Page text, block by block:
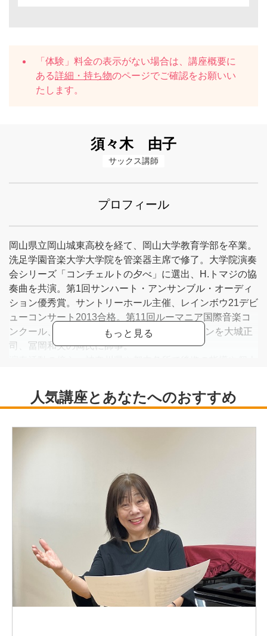
「体験」料金の表示がない場合は、講座概要に
ある詳細・持ち物のページでご確認をお願いい
たします。
須々木 由子
サックス講師
プロフィール
岡山県立岡山城東高校を経て、岡山大学教育学部を卒業。
洗足学園音楽大学大学院を管楽器主席で修了。大学院演奏
会シリーズ「コンチェルトの夕べ」に選出、H.トマジの協
奏曲を共演。第1回サンハート・アンサンブル・オーディ
ション優秀賞。サントリーホール主催、レインボウ21デビ
ューコンサート2013合格。第11回ルーマニア国際音楽コ
ンクール、管楽器部門第1位受賞。サクソフォンを大城正
司、冨岡和夫の両氏に師事。
奏楽のコーチとしても指導を行う。横浜市民広間演奏会会
員。1stミニアルバム『The Encounter-めぐり逢い-』発売